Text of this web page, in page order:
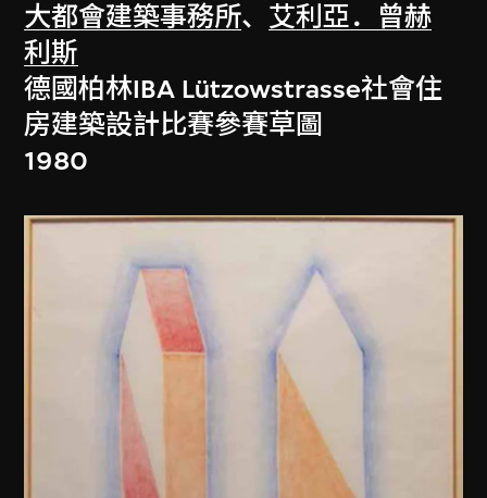
大都會建築事務所、 艾利亞．曾赫
利斯
德國柏林IBA Lützowstrasse社會住
房建築設計比賽參賽草圖
1980